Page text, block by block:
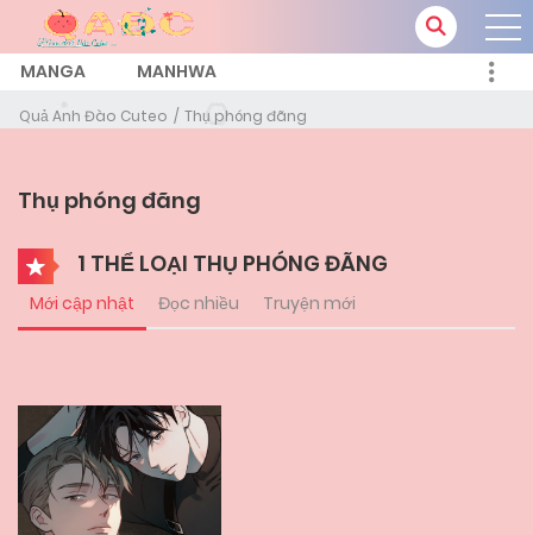
MANGA MANHWA
Quả Anh Đào Cuteo Thụ phóng đãng
Thụ phóng đãng
1 THỂ LOẠI THỤ PHÓNG ĐÃNG
Mới cập nhật Đọc nhiều Truyện mới